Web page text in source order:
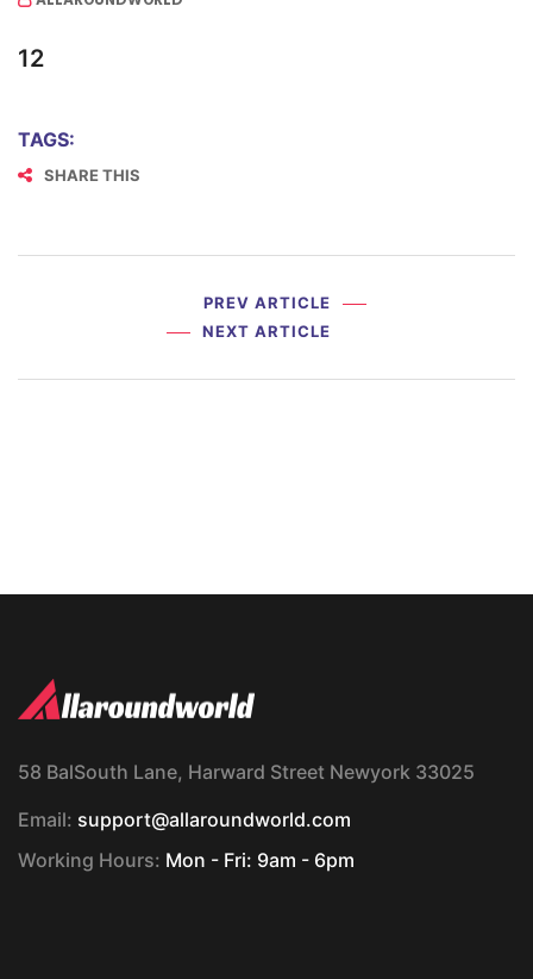
12
TAGS:
SHARE THIS
PREV ARTICLE
NEXT ARTICLE
58 BalSouth Lane, Harward Street Newyork 33025
Email: support@allaroundworld.com
Working Hours: Mon - Fri: 9am - 6pm